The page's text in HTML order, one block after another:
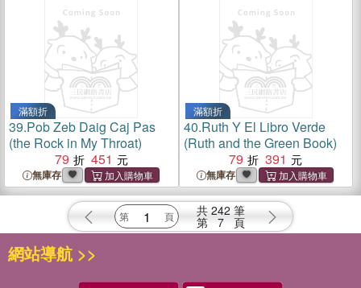
滿額折
39.Pob Zeb Daig Caj Pas
(the Rock in My Throat)
79
451
無庫存
滿額折
40.Ruth Y El Libro Verde
(Ruth and the Green Book)
79
391
無庫存
共 242 筆
第 7 頁
網站導航 >>